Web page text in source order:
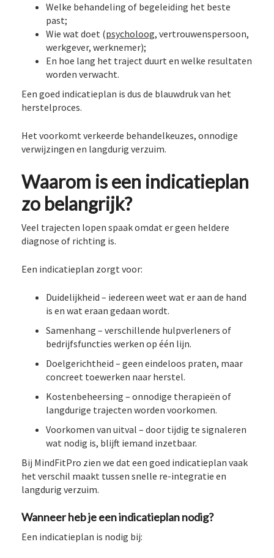
Welke behandeling of begeleiding het beste
past;
Wie wat doet (psycholoog, vertrouwenspersoon,
werkgever, werknemer);
En hoe lang het traject duurt en welke resultaten
worden verwacht.
Een goed indicatieplan is dus de blauwdruk van het
herstelproces.
Het voorkomt verkeerde behandelkeuzes, onnodige
verwijzingen en langdurig verzuim.
Waarom is een indicatieplan
zo belangrijk?
Veel trajecten lopen spaak omdat er geen heldere
diagnose of richting is.
Een indicatieplan zorgt voor:
Duidelijkheid – iedereen weet wat er aan de hand
is en wat eraan gedaan wordt.
Samenhang – verschillende hulpverleners of
bedrijfsfuncties werken op één lijn.
Doelgerichtheid – geen eindeloos praten, maar
concreet toewerken naar herstel.
Kostenbeheersing – onnodige therapieën of
langdurige trajecten worden voorkomen.
Voorkomen van uitval – door tijdig te signaleren
wat nodig is, blijft iemand inzetbaar.
Bij MindFitPro zien we dat een goed indicatieplan vaak
het verschil maakt tussen snelle re-integratie en
langdurig verzuim.
Wanneer heb je een indicatieplan nodig?
Een indicatieplan is nodig bij: